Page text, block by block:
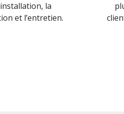
la
et l’entretien.